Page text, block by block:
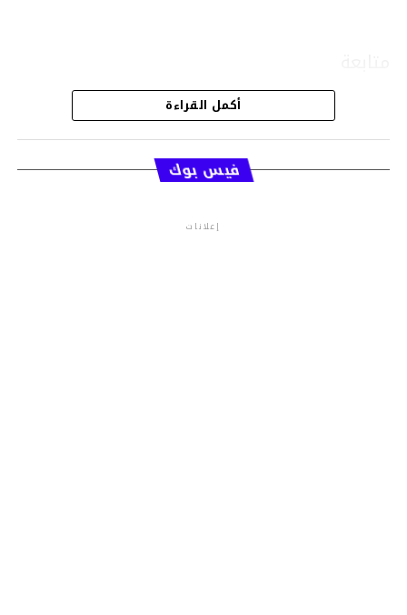
قسم الاخبار
أكمل القراءة
فيس بوك
إعلانات